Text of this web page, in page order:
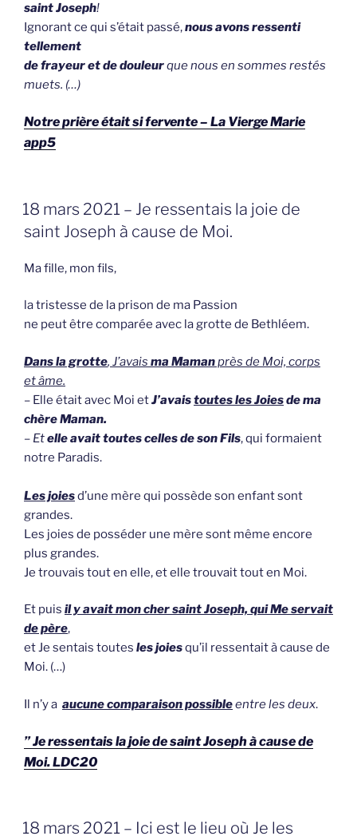
saint Joseph!
Ignorant ce qui s’était passé,nous avons ressenti
tellement
de frayeur et de douleurque nous en sommes restés
muets. (…)
Notre prière était si fervente – La Vierge Marie
app5
GEPLAATST
OP
18 mars 2021 – Je ressentais la joie de
saint Joseph à cause de Moi.
Ma fille, mon fils,
la tristesse de la prison de ma Passion
ne peut être comparée avec la grotte de Bethléem.
Dans la grotte, J’avais ma Mamanprès de Moi, corps
et âme.
– Elle était avec Moi etJ’avaistoutes les Joiesde ma
chère Maman.
– Etelle avait toutes celles de son Fils, qui formaient
notre Paradis.
Les joiesd’une mère qui possède son enfant sont
grandes.
Les joies de posséder une mère sont même encore
plus grandes.
Je trouvais tout en elle, et elle trouvait tout en Moi.
Et puis il y avait mon cher saint Joseph, qui Me servait
de père,
et Je sentais toutes les joiesqu’il ressentait à cause de
Moi. (…)
Il n’y a aucune comparaison possibleentre les deux.
” Je ressentais la joie de saint Joseph à cause de
Moi. LDC20
GEPLAATST
18 mars 2021 – Ici est le lieu où Je les